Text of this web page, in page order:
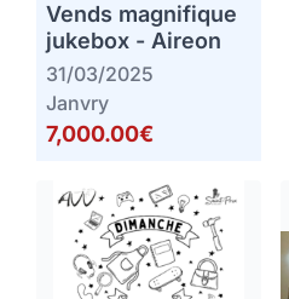
Vends magnifique
jukebox - Aireon
31/03/2025
Janvry
7,000.00€